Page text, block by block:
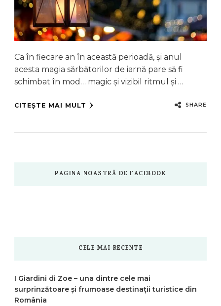
Ca în fiecare an în această perioadă, și anul
acesta magia sărbătorilor de iarnă pare să fi
schimbat în mod… magic și vizibil ritmul și …
CITEȘTE MAI MULT SHARE
PAGINA NOASTRĂ DE FACEBOOK
CELE MAI RECENTE
I Giardini di Zoe – una dintre cele mai
surprinzătoare și frumoase destinații turistice din
România